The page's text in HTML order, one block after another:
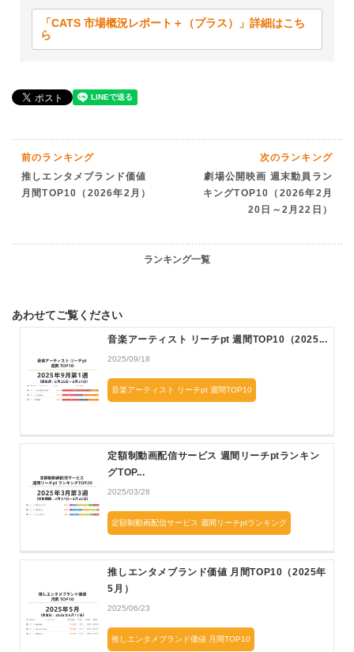
「CATS 市場概況レポート＋（プラス）」詳細はこち
ら
前のランキング
推しエンタメブランド価値
月間TOP10（2026年2月）
次のランキング
劇場公開映画 週末動員ラン
キングTOP10（2026年2月
20日～2月22日）
ランキング一覧
あわせてご覧ください
音楽アーティスト リーチpt 週間TOP10（2025...
2025/09/18
音楽アーティスト リーチpt 週間TOP10
定額制動画配信サービス 週間リーチptランキン
グTOP...
2025/03/28
定額制動画配信サービス 週間リーチptランキング
推しエンタメブランド価値 月間TOP10（2025年
5月）
2025/06/23
推しエンタメブランド価値 月間TOP10